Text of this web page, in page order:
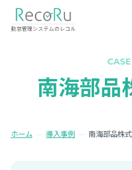
勤怠管理システムのレコル
南海部品
ホーム 導入事例 南海部品株